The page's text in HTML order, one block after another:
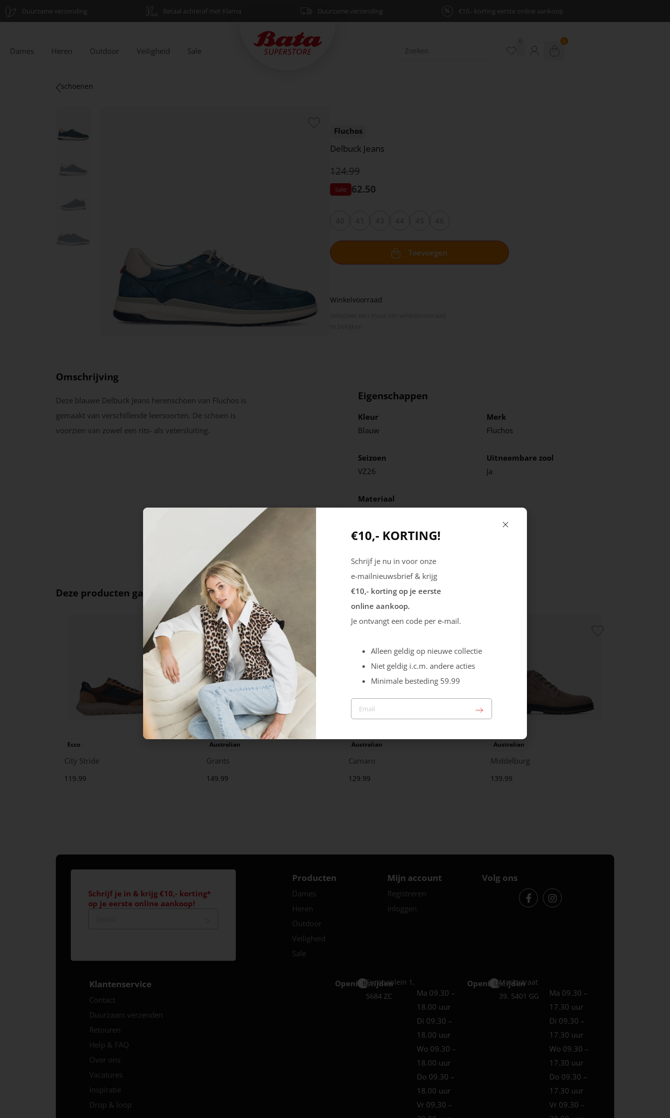
Duurzame verzending Betaal achteraf met Klarna Duurzame verzending % €10,- korting eerste online aankoop
Dames Heren Outdoor Veiligheid Sale
0 0
schoenen
Fluchos
Delbuck Jeans
124.99
62.50
Toevoegen
Winkelvoorraad
Omschrijving
Deze blauwe Delbuck Jeans herenschoen van Fluchos is
gemaakt van verschillende leersoorten. De schoen is
voorzien van zowel een rits- als vetersluiting.
Eigenschappen
Kleur
Blauw
Merk
Fluchos
Seizoen
VZ26
Uitneembare zool
Ja
Materiaal
Deze producten ga je leuk vinden
Ecco
City Stride
119.99
Australian
Grants
149.99
Australian
Camaro
129.99
Australian
Middelburg
139.99
Schrijf je in & krijg €10,- korting*
op je eerste online aankoop!
Producten
Dames
Heren
Outdoor
Veiligheid
Sale
Mijn account
Registreren
Inloggen
Volg ons
Klantenservice
Contact
Duurzaam verzenden
Retouren
Help & FAQ
Over ons
Vacatures
Inspiratie
Drop & loop
Openingstijden
Best
Europaplein 1,
5684 ZC
Ma 09.30 –
18.00 uur
Di 09.30 –
18.00 uur
Wo 09.30 –
18.00 uur
Do 09.30 –
18.00 uur
Vr 09.30 –
Openingstijden
Uden
Marktstraat
39, 5401 GG
Ma 09.30 –
17.30 uur
Di 09.30 –
17.30 uur
Wo 09.30 –
17.30 uur
Do 09.30 –
17.30 uur
Vr 09.30 –
€10,- KORTING!
Schrijf je nu in voor onze
e-mailnieuwsbrief & krijg
€10,- korting op je eerste
online aankoop.
Je ontvangt een code per e-mail.
Alleen geldig op nieuwe collectie
Niet geldig i.c.m. andere acties
Minimale besteding 59.99